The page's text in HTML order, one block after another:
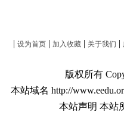
| 设为首页| 加入收藏| 关于我们 |
版权所有
本站域名 http://
本站声明 本站